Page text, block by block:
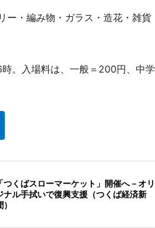
ー・編み物・ガラス・造花・雑貨
。入場料は、一般＝200円、中学
「つくばスローマーケット」開催へ－オリ
ナル手拭いで復興支援（つくば経済新